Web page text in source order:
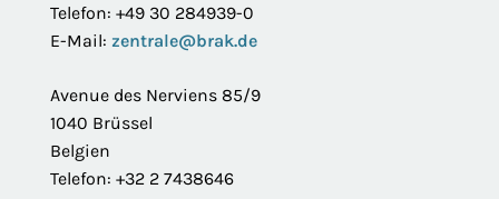
Telefon: +49 30 284939-0
E-Mail: zentrale@brak.de
Avenue des Nerviens 85/9
1040 Brüssel
Belgien
Telefon: +32 2 7438646